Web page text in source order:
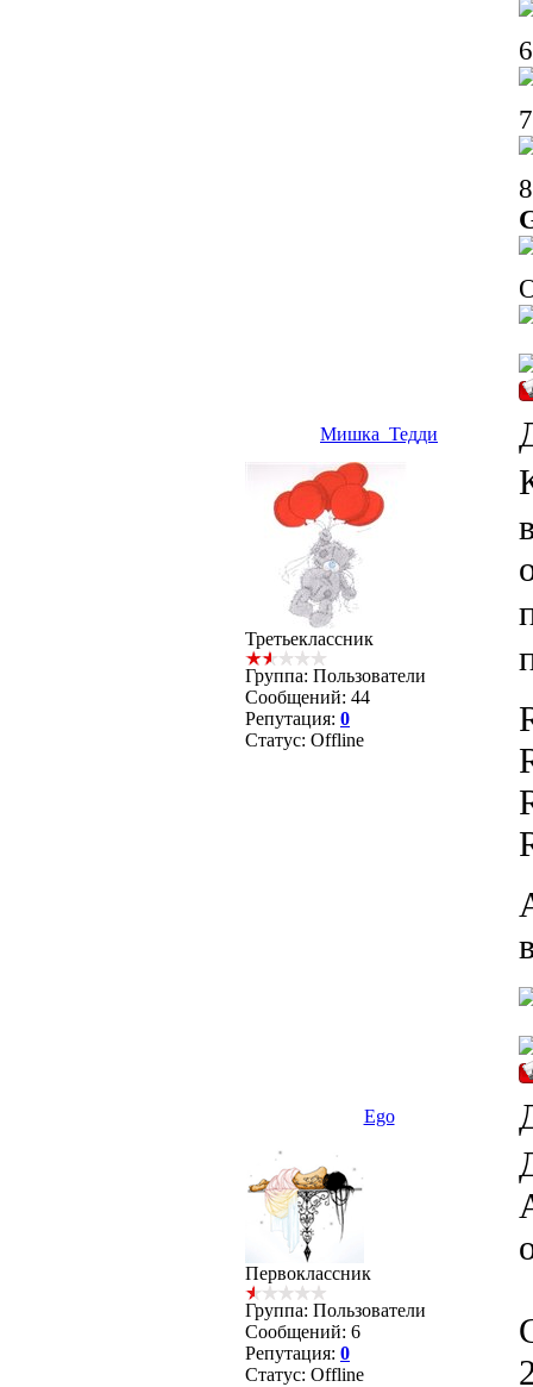
Мишка_Тедди
Третьеклассник
Группа: Пользователи
Сообщений: 44
Репутация: 0
Статус: Offline
Ego
Первоклассник
Группа: Пользователи
Сообщений: 6
Репутация: 0
Статус: Offline